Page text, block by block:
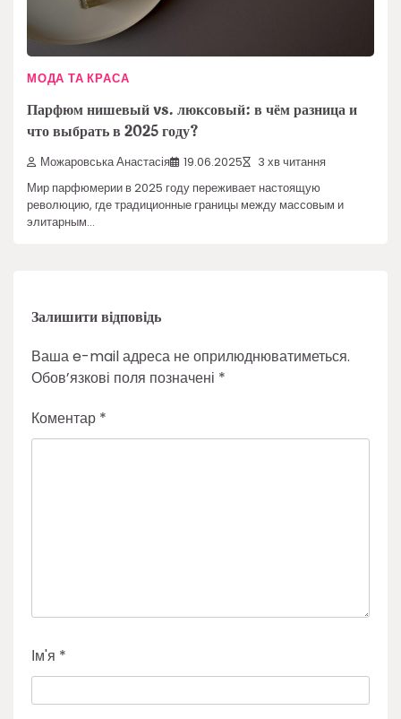
МОДА ТА КРАСА
Парфюм нишевый vs. люксовый: в чём разница и
что выбрать в 2025 году?
Можаровська Анастасія 19.06.2025 3 хв читання
Мир парфюмерии в 2025 году переживает настоящую
революцию, где традиционные границы между массовым и
элитарным…
Залишити відповідь
Ваша e-mail адреса не оприлюднюватиметься.
Обов’язкові поля позначені *
Коментар *
Ім'я *